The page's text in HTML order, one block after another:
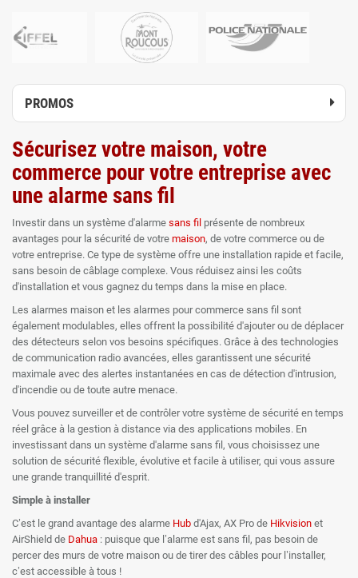
PROMOS
Sécurisez votre maison, votre
commerce pour votre entreprise avec
une alarme sans fil
Investir dans un système d'alarme sans fil présente de nombreux
avantages pour la sécurité de votre maison, de votre commerce ou de
votre entreprise. Ce type de système offre une installation rapide et facile,
sans besoin de câblage complexe. Vous réduisez ainsi les coûts
d'installation et vous gagnez du temps dans la mise en place.
Les alarmes maison et les alarmes pour commerce sans fil sont
également modulables, elles offrent la possibilité d'ajouter ou de déplacer
des détecteurs selon vos besoins spécifiques. Grâce à des technologies
de communication radio avancées, elles garantissent une sécurité
maximale avec des alertes instantanées en cas de détection d'intrusion,
d'incendie ou de toute autre menace.
Vous pouvez surveiller et de contrôler votre système de sécurité en temps
réel grâce à la gestion à distance via des applications mobiles. En
investissant dans un système d'alarme sans fil, vous choisissez une
solution de sécurité flexible, évolutive et facile à utiliser, qui vous assure
une grande tranquillité d'esprit.
Simple à installer
C’est le grand avantage des alarme Hub d'Ajax, AX Pro de Hikvision et
AirShield de Dahua : puisque que l’alarme est sans fil, pas besoin de
percer des murs de votre maison ou de tirer des câbles pour l’installer,
c’est accessible à tous !